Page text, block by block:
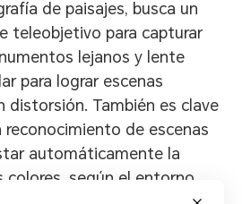
de paisajes, busca un
teleobjetivo para capturar
lejanos y lente
para lograr escenas
distorsión. También es clave
reconocimiento de escenas
automáticamente la
colores, según el entorno